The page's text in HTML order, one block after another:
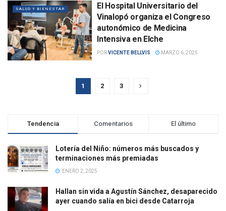
SALUD Y BIENESTAR
El Hospital Universitario del
Vinalopó organiza el Congreso
autonómico de Medicina
Intensiva en Elche
PORVICENTE BELLVIS MARZO 6, 2025
1 2 3
Tendencia Comentarios El último
Lotería del Niño: números más buscados y
terminaciones más premiadas
ENERO 2, 2025
Hallan sin vida a Agustín Sánchez, desaparecido
ayer cuando salía en bici desde Catarroja